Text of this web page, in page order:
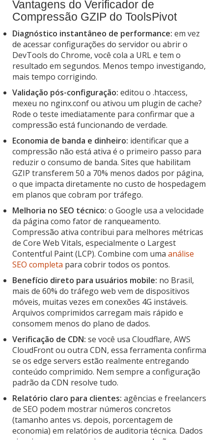
Vantagens do Verificador de
Compressão GZIP do ToolsPivot
Diagnóstico instantâneo de performance: em vez
de acessar configurações do servidor ou abrir o
DevTools do Chrome, você cola a URL e tem o
resultado em segundos. Menos tempo investigando,
mais tempo corrigindo.
Validação pós-configuração: editou o .htaccess,
mexeu no nginx.conf ou ativou um plugin de cache?
Rode o teste imediatamente para confirmar que a
compressão está funcionando de verdade.
Economia de banda e dinheiro: identificar que a
compressão não está ativa é o primeiro passo para
reduzir o consumo de banda. Sites que habilitam
GZIP transferem 50 a 70% menos dados por página,
o que impacta diretamente no custo de hospedagem
em planos que cobram por tráfego.
Melhoria no SEO técnico: o Google usa a velocidade
da página como fator de ranqueamento.
Compressão ativa contribui para melhores métricas
de Core Web Vitals, especialmente o Largest
Contentful Paint (LCP). Combine com uma análise
SEO completa para cobrir todos os pontos.
Benefício direto para usuários mobile: no Brasil,
mais de 60% do tráfego web vem de dispositivos
móveis, muitas vezes em conexões 4G instáveis.
Arquivos comprimidos carregam mais rápido e
consomem menos do plano de dados.
Verificação de CDN: se você usa Cloudflare, AWS
CloudFront ou outra CDN, essa ferramenta confirma
se os edge servers estão realmente entregando
conteúdo comprimido. Nem sempre a configuração
padrão da CDN resolve tudo.
Relatório claro para clientes: agências e freelancers
de SEO podem mostrar números concretos
(tamanho antes vs. depois, porcentagem de
economia) em relatórios de auditoria técnica. Dados